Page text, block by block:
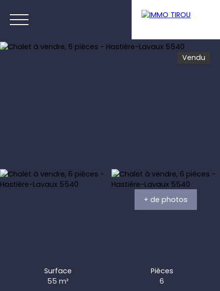
Vendu
+ de photos
Surface
55m²
Pièces
6